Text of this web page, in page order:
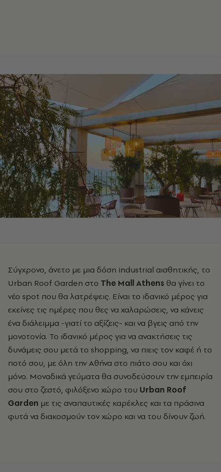
Σύγχρονο, άνετο με μια δόση industrial αισθητικής, το
Urban Roof Garden στο The MallAthens θα γίνει το
νέο spot που θα λατρέψεις. Είναι το ιδανικό μέρος για
εκείνες τις ημέρες που θες να χαλαρώσεις, να κάνεις
ένα διάλειμμα -γιατί το αξίζεις- και να βγεις από την
μονοτονία. Το ιδανικό μέρος για να ανακτήσεις τις
δυνάμεις σου μετά το shopping, να πιεις τον καφέ ή το
ποτό σου, με όλη την Αθήνα στο πιάτο σου και όχι
μόνο. Μοναδικά γεύματα θα συνοδεύσουν την εμπειρία
σου στο ζεστό, φιλόξενο χώρο του Urban Roof
Garden με τις αναπαυτικές καρέκλες και τα πράσινα
φυτά να διακοσμούν τον χώρο και να του δίνουν ζωή.